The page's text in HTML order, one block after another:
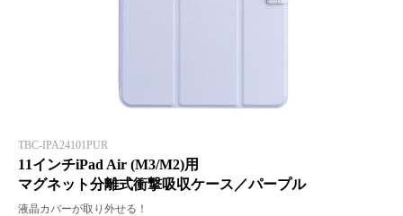
TBC-IPA24101PUR
11インチiPad Air (M3/M2)用
マグネット分離式衝撃吸収ケース／パープル
液晶カバーが取り外せる！